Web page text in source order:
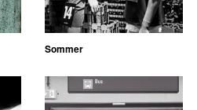
Sommer